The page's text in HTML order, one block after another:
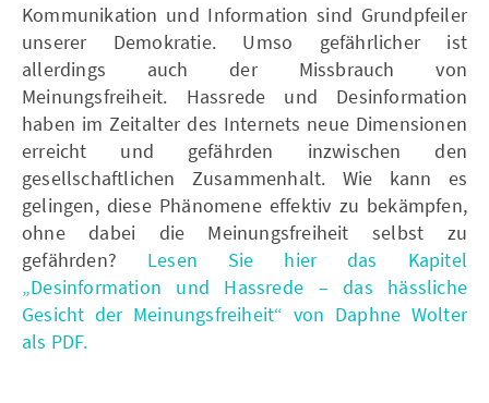
Kommunikation und Information sind Grundpfeiler
unserer Demokratie. Umso gefährlicher ist
allerdings auch der Missbrauch von
Meinungsfreiheit. Hassrede und Desinformation
haben im Zeitalter des Internets neue Dimensionen
erreicht und gefährden inzwischen den
gesellschaftlichen Zusammenhalt. Wie kann es
gelingen, diese Phänomene effektiv zu bekämpfen,
ohne dabei die Meinungsfreiheit selbst zu
gefährden? Lesen Sie hier das Kapitel
„Desinformation und Hassrede – das hässliche
Gesicht der Meinungsfreiheit“ von Daphne Wolter
als PDF.